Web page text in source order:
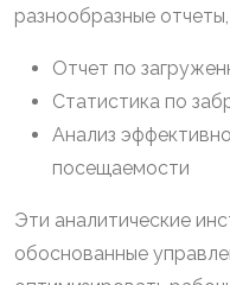
разнообразные отчеты,
Отчет по
Статистика по
Анализ
посещаемости
Эти аналитические
обоснованные